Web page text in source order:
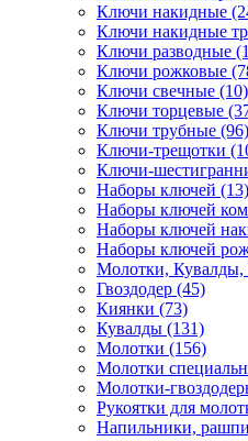
Ключи накидные
Ключи накидные
Ключи разводные
Ключи рожковые
Ключи свечные (10)
Ключи торцевые
Ключи трубные (96)
Ключи-трещотки
Ключи-
Наборы ключей (13)
Наборы ключей
Наборы ключей
Наборы ключей
Молотки, Кувалды,
Гвоздодер (45)
Киянки (73)
Кувалды (131)
Молотки (156)
Молотки
Молотки-
Рукоятки для
Напильники,